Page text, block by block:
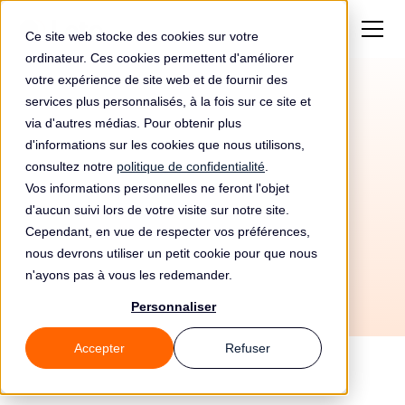
Ce site web stocke des cookies sur votre
ordinateur. Ces cookies permettent d'améliorer
votre expérience de site web et de fournir des
services plus personnalisés, à la fois sur ce site et
via d'autres médias. Pour obtenir plus
d'informations sur les cookies que nous utilisons,
consultez notre politique de confidentialité
Vos informations personnelles ne feront l'objet
d'aucun suivi lors de votre visite sur notre site.
Cependant, en vue de respecter vos préférences,
nous devrons utiliser un petit cookie pour que nous
n'ayons pas à vous les redemander.
Personnaliser
Accepter Refuser
Amende de 112000€
pour Vodafone España,
Sau